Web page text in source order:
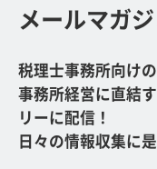
メールマガ
税理士事務所向け
事務所経営に直結
リーに配信！
日々の情報収集に